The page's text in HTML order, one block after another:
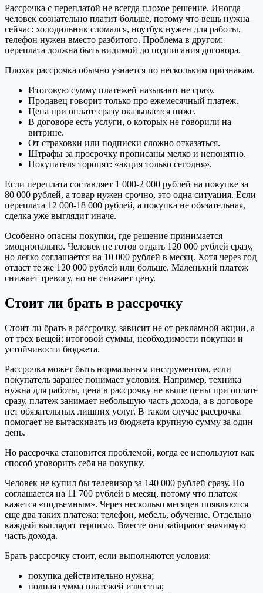
Рассрочка с переплатой не всегда плохое решение. Иногда
человек сознательно платит больше, потому что вещь нужна
сейчас: холодильник сломался, ноутбук нужен для работы,
телефон нужен вместо разбитого. Проблема в другом:
переплата должна быть видимой до подписания договора.
Плохая рассрочка обычно узнается по нескольким признакам.
Итоговую сумму платежей называют не сразу.
Продавец говорит только про ежемесячный платеж.
Цена при оплате сразу оказывается ниже.
В договоре есть услуги, о которых не говорили на
витрине.
От страховки или подписки сложно отказаться.
Штрафы за просрочку прописаны мелко и непонятно.
Покупателя торопят: «акция только сегодня».
Если переплата составляет 1 000-2 000 рублей на покупке за
80 000 рублей, а товар нужен срочно, это одна ситуация. Если
переплата 12 000-18 000 рублей, а покупка не обязательная,
сделка уже выглядит иначе.
Особенно опасны покупки, где решение принимается
эмоционально. Человек не готов отдать 120 000 рублей сразу,
но легко соглашается на 10 000 рублей в месяц. Хотя через год
отдаст те же 120 000 рублей или больше. Маленький платеж
снижает тревогу, но не снижает цену.
Стоит ли брать в рассрочку
Стоит ли брать в рассрочку, зависит не от рекламной акции, а
от трех вещей: итоговой суммы, необходимости покупки и
устойчивости бюджета.
Рассрочка может быть нормальным инструментом, если
покупатель заранее понимает условия. Например, техника
нужна для работы, цена в рассрочку не выше цены при оплате
сразу, платеж занимает небольшую часть дохода, а в договоре
нет обязательных лишних услуг. В таком случае рассрочка
помогает не вытаскивать из бюджета крупную сумму за один
день.
Но рассрочка становится проблемой, когда ее используют как
способ уговорить себя на покупку.
Человек не купил бы телевизор за 140 000 рублей сразу. Но
соглашается на 11 700 рублей в месяц, потому что платеж
кажется «подъемным». Через несколько месяцев появляются
еще два таких платежа: телефон, мебель, обучение. Отдельно
каждый выглядит терпимо. Вместе они забирают значимую
часть дохода.
Брать рассрочку стоит, если выполняются условия:
покупка действительно нужна;
полная сумма платежей известна;